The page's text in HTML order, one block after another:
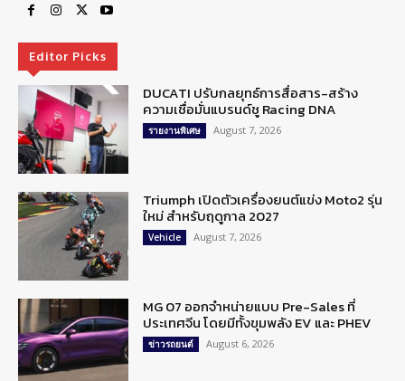
Editor Picks
DUCATI ปรับกลยุทธ์การสื่อสาร-สร้าง
ความเชื่อมั่นแบรนด์ชู Racing DNA
รายงานพิเศษ August 7, 2026
Triumph เปิดตัวเครื่องยนต์แข่ง Moto2 รุ่น
ใหม่ สำหรับฤดูกาล 2027
Vehicle August 7, 2026
MG 07 ออกจำหน่ายแบบ Pre-Sales ที่
ประเทศจีน โดยมีทั้งขุมพลัง EV และ PHEV
ข่าวรถยนต์ August 6, 2026